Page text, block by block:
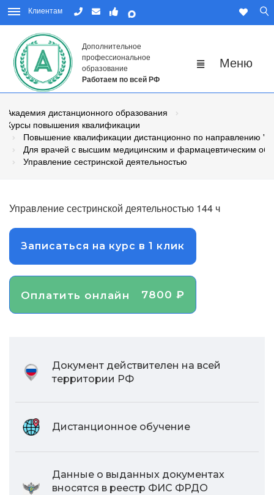
Клиентам
Дополнительное
профессиональное
образование
Работаем по всей РФ
Академия дистанционного образования
Курсы повышения квалификации
Повышение квалификации дистанционно по направлению
Для врачей с высшим медицинским и фармацевтическим
Управление сестринской деятельностью
Управление сестринской деятельностью 144 ч
Записаться на курс в 1 клик
Оплатить онлайн 7800 ₽
Документ действителен на всей
территории РФ
Дистанционное обучение
Данные о выданных документах
вносятся в реестр ФИС ФРДО